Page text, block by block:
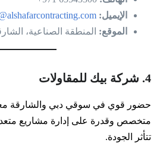
الإيميل:
الموقع: المنطقة الصناعية،
4. شركة بيك للمقاولات
حضور قوي في سوقي دبي والشارقة
متخصص وقدرة على إدارة مشاريع
تتأثر الجودة.